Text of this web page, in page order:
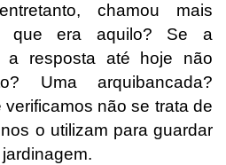
chamou mais
que era aquilo? Se a
a resposta até hoje não
Uma arquibancada?
não se trata de
o utilizam para guardar